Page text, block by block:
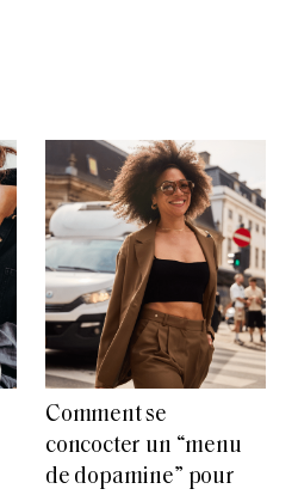
Comment se
concocter un “menu
de dopamine” pour